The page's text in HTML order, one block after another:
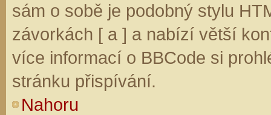
sám o sobě je podobný stylu
závorkách [ a ] a nabízí větší
více informací o BBCode si
stránku přispívání.
Nahoru